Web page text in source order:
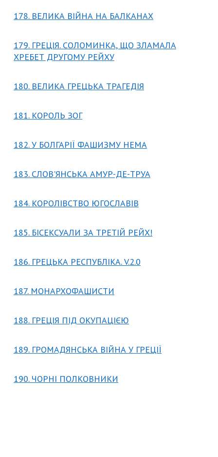
178. ВЕЛИКА ВІЙНА НА БАЛКАНАХ
179. ГРЕЦІЯ. СОЛОМИНКА, ЩО ЗЛАМАЛА
ХРЕБЕТ ДРУГОМУ РЕЙХУ
180. ВЕЛИКА ГРЕЦЬКА ТРАГЕДІЯ
181. КОРОЛЬ ЗОГ
182. У БОЛГАРІЇ ФАШИЗМУ НЕМА
183. СЛОВ'ЯНСЬКА АМУР-ДЕ-ТРУА
184. КОРОЛІВСТВО ЮГОСЛАВІВ
185. БІСЕКСУАЛИ ЗА ТРЕТІЙ РЕЙХ!
186. ГРЕЦЬКА РЕСПУБЛІКА. V.2.0
187. МОНАРХОФАШИСТИ
188. ГРЕЦІЯ ПІД ОКУПАЦІЄЮ
189. ГРОМАДЯНСЬКА ВІЙНА У ГРЕЦІЇ
190. ЧОРНІ ПОЛКОВНИКИ